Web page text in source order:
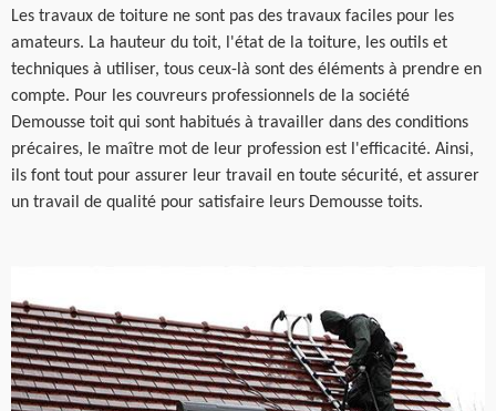
Les travaux de toiture ne sont pas des travaux faciles pour les
amateurs. La hauteur du toit, l'état de la toiture, les outils et
techniques à utiliser, tous ceux-là sont des éléments à prendre en
compte. Pour les couvreurs professionnels de la société
Demousse toit qui sont habitués à travailler dans des conditions
précaires, le maître mot de leur profession est l'efficacité. Ainsi,
ils font tout pour assurer leur travail en toute sécurité, et assurer
un travail de qualité pour satisfaire leurs Demousse toits.